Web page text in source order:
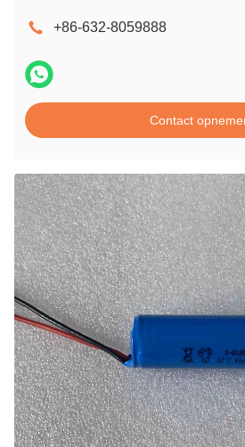
+86-632-8059888
Contact